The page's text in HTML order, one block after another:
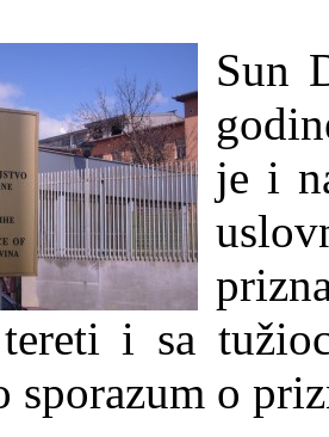
Sun
je i
i sa
sporazum o